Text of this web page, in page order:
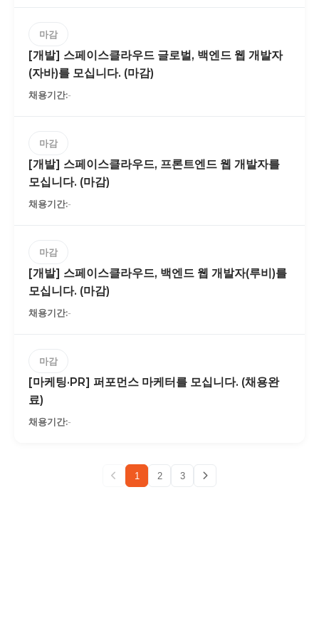
마감
[개발] 스페이스클라우드 글로벌, 백엔드 웹 개발자
(자바)를 모십니다. (마감)
-
마감
[개발] 스페이스클라우드, 프론트엔드 웹 개발자를
모십니다. (마감)
-
마감
[개발] 스페이스클라우드, 백엔드 웹 개발자(루비)를
모십니다. (마감)
-
마감
[마케팅·PR] 퍼포먼스 마케터를 모십니다. (채용완
료)
-
1 2 3